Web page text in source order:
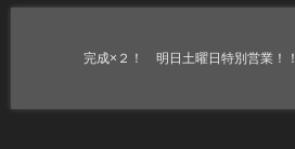
完成×２！ 明日土曜日特別営業！！